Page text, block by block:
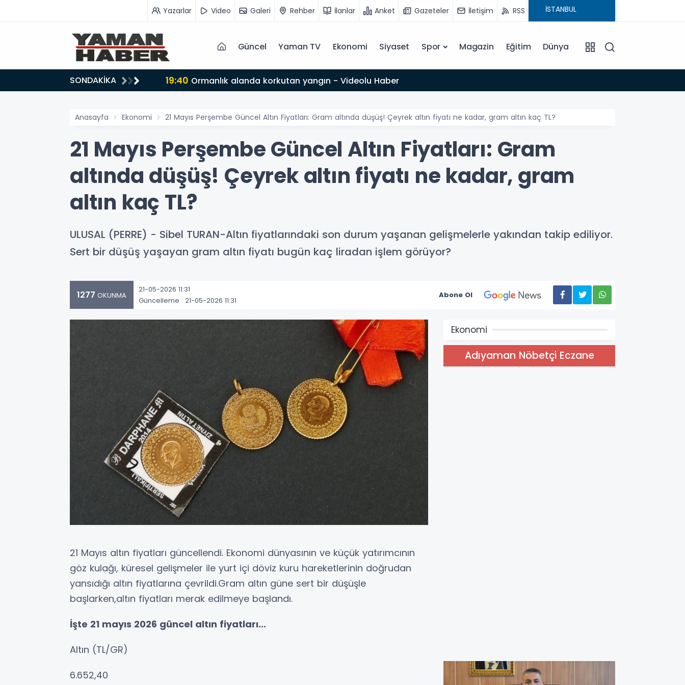
Yazarlar Video Galeri Rehber İlanlar Anket Gazeteler İletişim RSS
Güncel Yaman TV Ekonomi Siyaset Spor Magazin Eğitim Dünya
SONDAKİKA 19:40 Ormanlık alanda korkutan yangın - Videolu Haber
Anasayfa Ekonomi 21 Mayıs Perşembe Güncel Altın Fiyatları: Gram altında düşüş! Çeyrek altın fiyatı ne kadar, gram altın kaç TL?
21 Mayıs Perşembe Güncel Altın Fiyatları: Gram
altında düşüş! Çeyrek altın fiyatı ne kadar, gram
altın kaç TL?
ULUSAL (PERRE) - Sibel TURAN-Altın fiyatlarındaki son durum yaşanan gelişmelerle yakından takip ediliyor.
Sert bir düşüş yaşayan gram altın fiyatı bugün kaç liradan işlem görüyor?
1277 OKUNMA
21-05-2026 11:31
Güncelleme : 21-05-2026 11:31
Abone Ol
21 Mayıs altın fiyatları güncellendi. Ekonomi dünyasının ve küçük yatırımcının
göz kulağı, küresel gelişmeler ile yurt içi döviz kuru hareketlerinin doğrudan
yansıdığı altın fiyatlarına çevrildi.Gram altın güne sert bir düşüşle
başlarken,altın fiyatları merak edilmeye başlandı.
İşte 21 mayıs 2026 güncel altın fiyatları...
Altın (TL/GR)
6.652,40
Ekonomi
Adıyaman Nöbetçi Eczane